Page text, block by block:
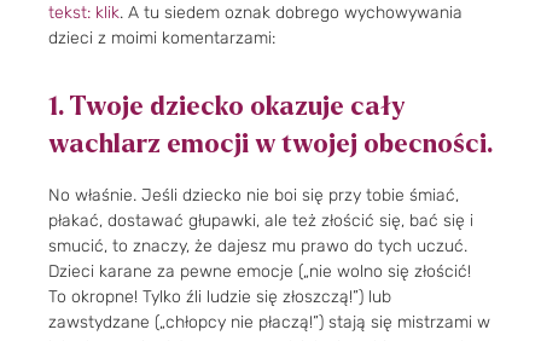
tekst: klik. A tu siedem oznak dobrego wychowywania
dzieci z moimi komentarzami:
1. Twoje dziecko okazuje cały
wachlarz emocji w twojej obecności.
No właśnie. Jeśli dziecko nie boi się przy tobie śmiać,
płakać, dostawać głupawki, ale też złościć się, bać się i
smucić, to znaczy, że dajesz mu prawo do tych uczuć.
Dzieci karane za pewne emocje („nie wolno się złościć!
To okropne! Tylko źli ludzie się złoszczą!”) lub
zawstydzane („chłopcy nie płaczą!”) stają się mistrzami w